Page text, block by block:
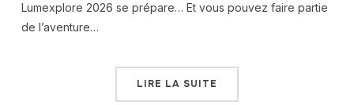
Lumexplore 2026 se prépare… Et vous pouvez faire partie
de l’aventure…
LIRE LA SUITE